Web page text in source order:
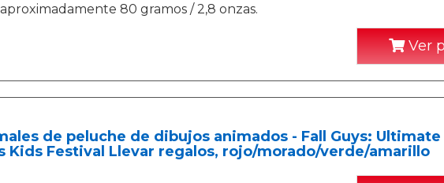
aproximadamente 80 gramos / 2,8 onzas.
Ver
de peluche de dibujos animados - Fall Guys:
Kids Festival Llevar regalos, rojo/morado/verde/amarillo